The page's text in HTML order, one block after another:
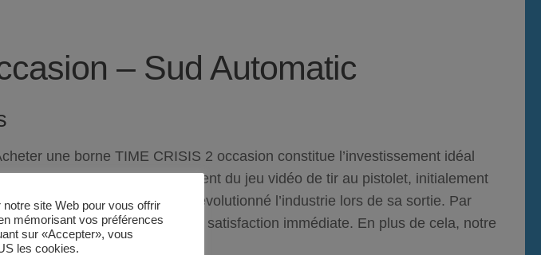
– Sud Automatic
une borne TIME CRISIS 2 occasion constitue l’investissement idéal
installe chez vous ce monument du jeu vidéo de tir au pistolet, initialement
un gameplay nerveux qui a révolutionné l’industrie lors de sa sortie. Par
usage privé, garantissant une satisfaction immédiate. En plus de cela, notre
site Web pour vous offrir
mémorisant vos préférences
sur «Accepter», vous
les cookies.